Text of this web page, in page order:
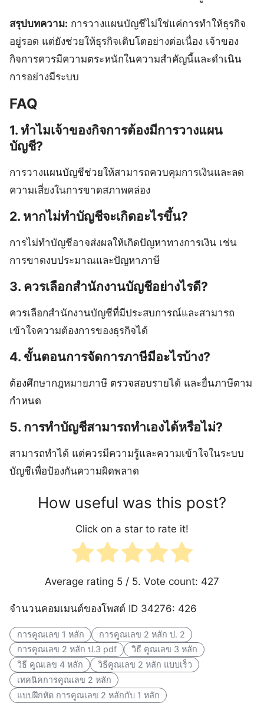
สรุปบทความ: การวางแผนบัญชีไม่ใช่แค่การทำให้ธุรกิจ
อยู่รอด แต่ยังช่วยให้ธุรกิจเติบโตอย่างต่อเนื่อง เจ้าของ
กิจการควรมีความตระหนักในความสำคัญนี้และดำเนิน
การอย่างมีระบบ
FAQ
1. ทำไมเจ้าของกิจการต้องมีการวางแผน
บัญชี?
การวางแผนบัญชีช่วยให้สามารถควบคุมการเงินและลด
ความเสี่ยงในการขาดสภาพคล่อง
2. หากไม่ทำบัญชีจะเกิดอะไรขึ้น?
การไม่ทำบัญชีอาจส่งผลให้เกิดปัญหาทางการเงิน เช่น
การขาดงบประมาณและปัญหาภาษี
3. ควรเลือกสำนักงานบัญชีอย่างไรดี?
ควรเลือกสำนักงานบัญชีที่มีประสบการณ์และสามารถ
เข้าใจความต้องการของธุรกิจได้
4. ขั้นตอนการจัดการภาษีมีอะไรบ้าง?
ต้องศึกษากฎหมายภาษี ตรวจสอบรายได้ และยื่นภาษีตาม
กำหนด
5. การทำบัญชีสามารถทำเองได้หรือไม่?
สามารถทำได้ แต่ควรมีความรู้และความเข้าใจในระบบ
บัญชีเพื่อป้องกันความผิดพลาด
How useful was this post?
Click on a star to rate it!
Average rating 5 / 5. Vote count: 427
จำนวนคอมเมนต์ของโพสต์ ID 34276: 426
การคูณเลข 1 หลัก
การคูณเลข 2 หลัก ป. 2
การคูณเลข 2 หลัก ป.3 pdf
วิธี คูณเลข 3 หลัก
วิธี คูณเลข 4 หลัก
วิธีคูณเลข 2 หลัก แบบเร็ว
เทคนิคการคูณเลข 2 หลัก
แบบฝึกหัด การคูณเลข 2 หลักกับ 1 หลัก